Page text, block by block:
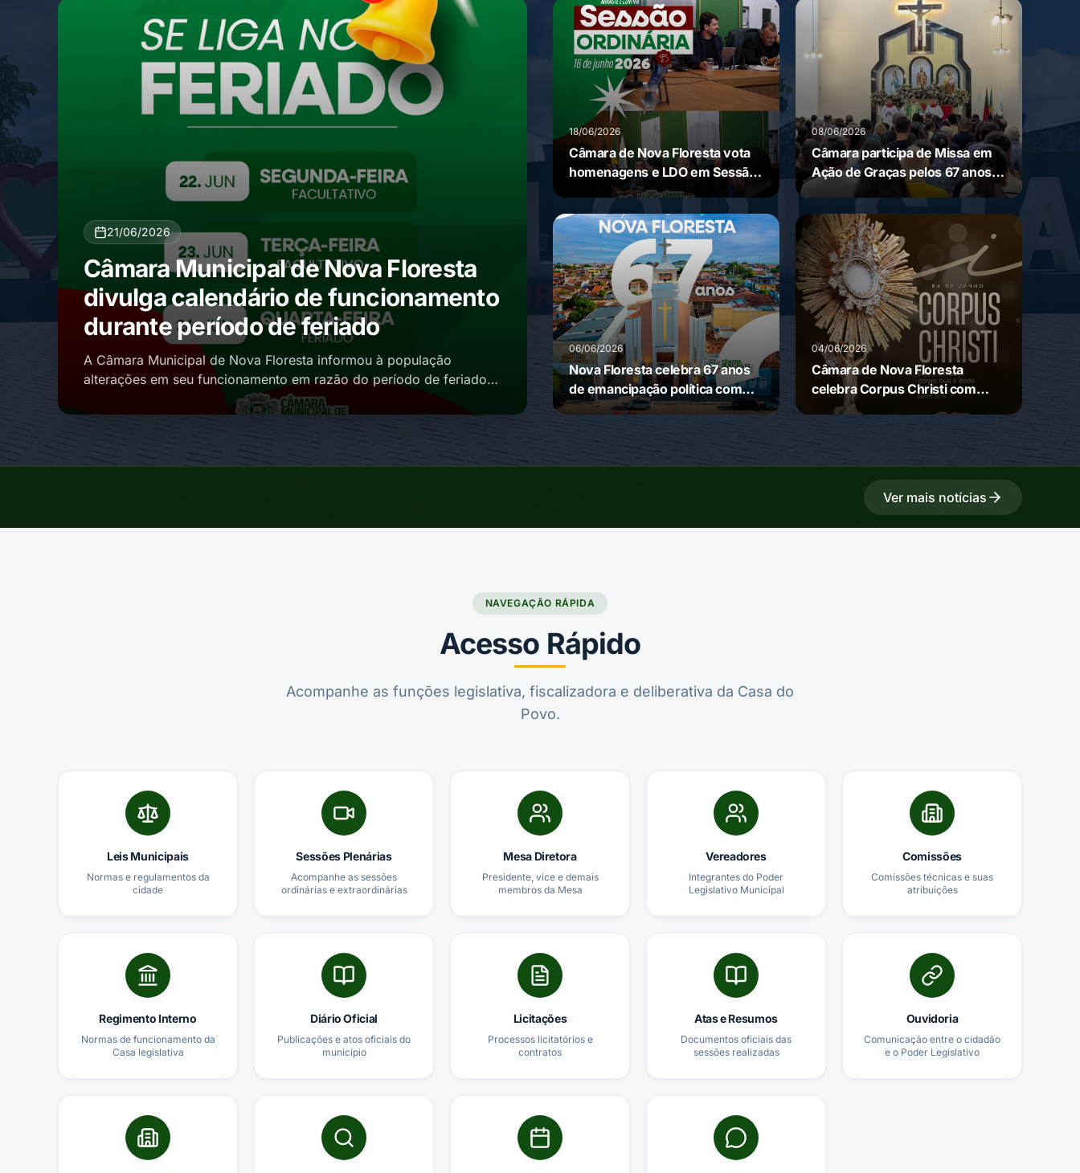
21/06/2026
Câmara Municipal de Nova Floresta
divulga calendário de funcionamento
durante período de feriado
A Câmara Municipal de Nova Floresta informou à população
alterações em seu funcionamento em razão do período de feriado.
18/06/2026
Câmara de Nova Floresta vota
homenagens e LDO em Sessão
Ordinária
08/06/2026
Câmara participa de Missa em
Ação de Graças pelos 67 anos
de Nova Floresta
06/06/2026
Nova Floresta celebra 67 anos
de emancipação política com
homenagem da Câmara
04/06/2026
Câmara de Nova Floresta
celebra Corpus Christi com
mensagem de fé e união
Ver mais notícias
NAVEGAÇÃO RÁPIDA
Acesso Rápido
Acompanhe as funções legislativa, fiscalizadora e deliberativa da Casa do
Povo.
Leis Municipais
Normas e regulamentos da
cidade
Sessões Plenárias
Acompanhe as sessões
ordinárias e extraordinárias
Mesa Diretora
Presidente, vice e demais
membros da Mesa
Vereadores
Integrantes do Poder
Legislativo Municipal
Comissões
Comissões técnicas e suas
atribuições
Regimento Interno
Normas de funcionamento da
Casa legislativa
Diário Oficial
Publicações e atos oficiais do
município
Licitações
Processos licitatórios e
contratos
Atas e Resumos
Documentos oficiais das
sessões realizadas
Ouvidoria
Comunicação entre o cidadão
e o Poder Legislativo